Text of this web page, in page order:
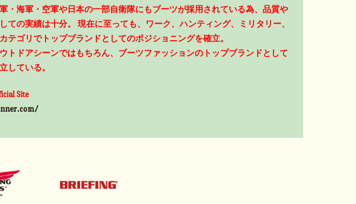
・海軍・空軍や日本の一部自衛隊にもブーツが採用されている為、品質や
ての実績は十分。 現在に至っても、ワーク、ハンティング、ミリタリー、
テゴリでトップブランドとしてのポジショニングを確立。
トドアシーンではもちろん、ブーツファッションのトップブランドとして
している。
Site